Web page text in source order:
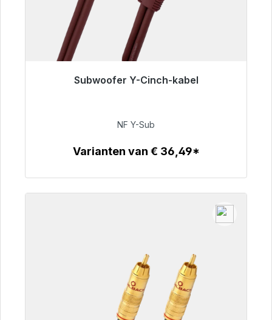
Subwoofer Y-Cinch-kabel
Klaar voor onmiddellijke verzending, levertijd
€ 50,99
NF Y-Sub
Varianten van € 36,49*